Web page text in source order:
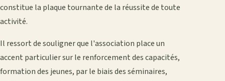
constitue la plaque tournante de la réussite de toute
activité.
Il ressort de souligner que l'association place un
accent particulier sur le renforcement des capacités,
formation des jeunes, par le biais des séminaires,